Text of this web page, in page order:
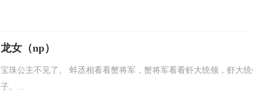
龙女（np）
宝珠公主不见了。 蚌丞相看看蟹将军，蟹将军看看虾大统领，虾大
子。...